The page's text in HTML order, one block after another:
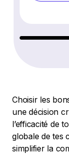
Choisir les
une décision
l’efficacité de
globale de tes
simplifier la